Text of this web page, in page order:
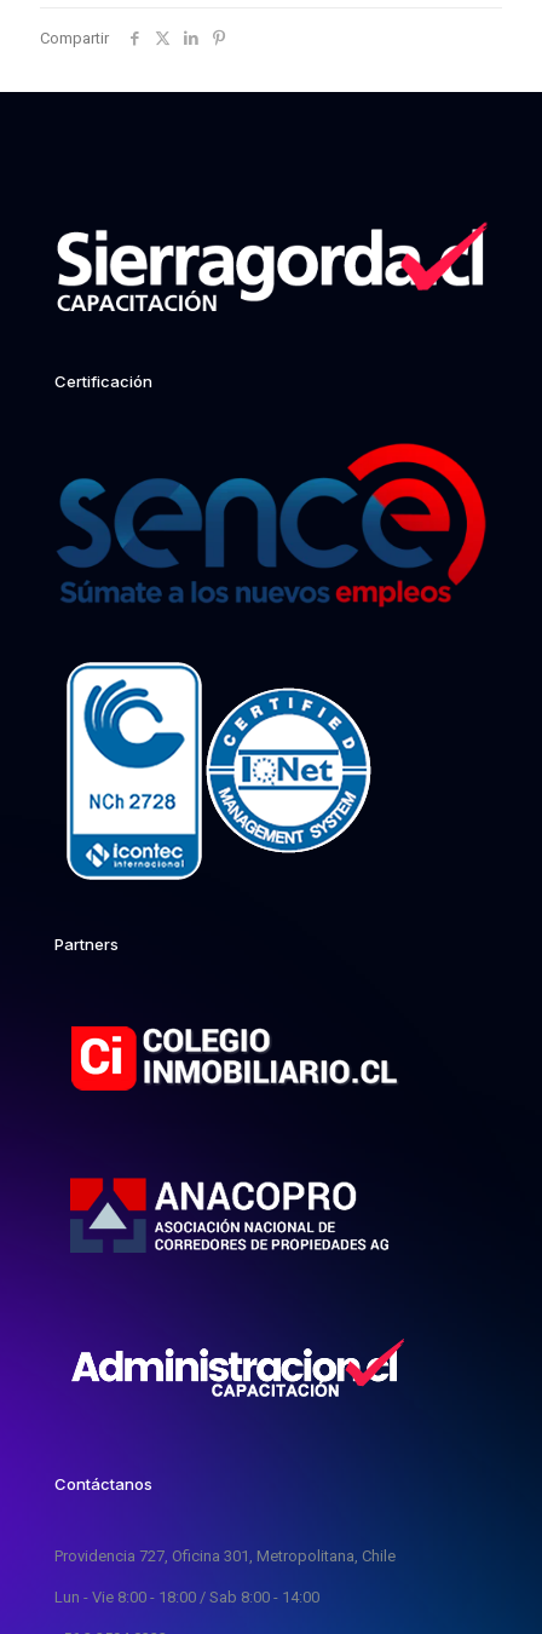
Compartir
Certificación
Partners
Contáctanos
Providencia 727, Oficina 301, Metropolitana, Chile
Lun - Vie 8:00 - 18:00 / Sab 8:00 - 14:00